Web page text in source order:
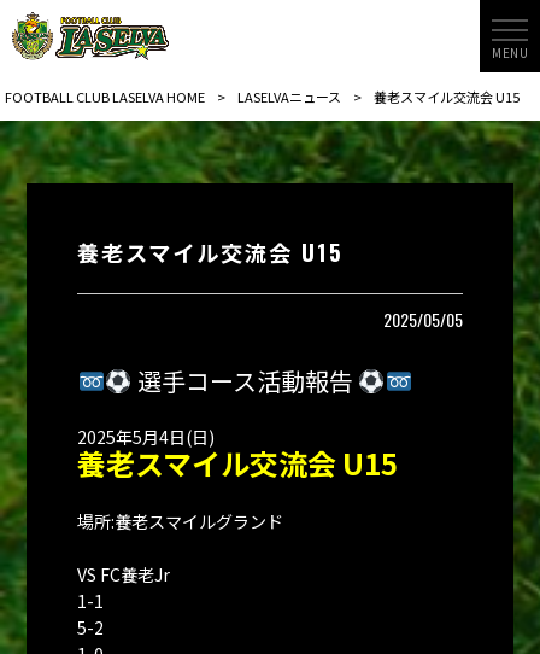
MENU
FOOTBALL CLUB LASELVA HOME > LASELVAニュース > 養老スマイル交流会 U15
養老スマイル交流会 U15
2025/05/05
選手コース活動報告
2025年5月4日(日)
養老スマイル交流会 U15
場所:養老スマイルグランド
VS FC養老Jr
1-1
5-2